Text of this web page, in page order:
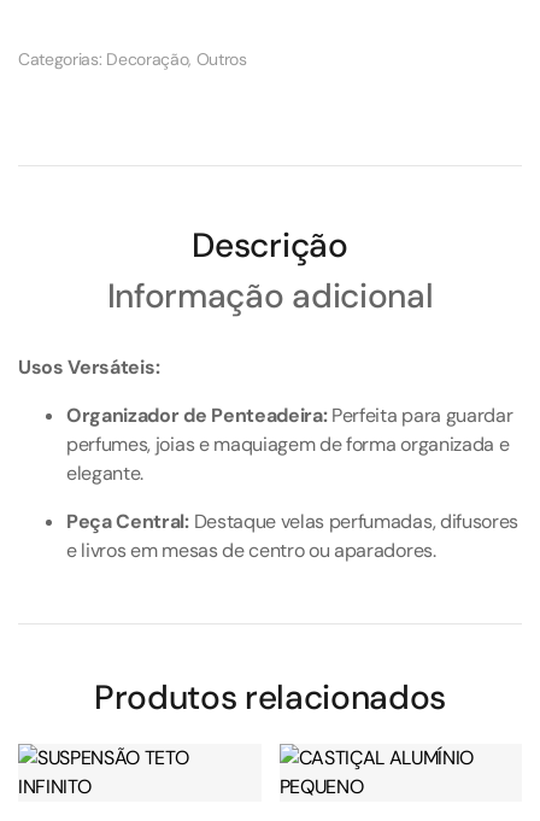
Categorias: Decoração, Outros
Descrição
Informação adicional
Usos Versáteis:
Organizador de Penteadeira:Perfeita para guardar
perfumes, joias e maquiagem de forma organizada e
elegante.
Peça Central:Destaque velas perfumadas, difusores
e livros em mesas de centro ou aparadores.
Produtos relacionados